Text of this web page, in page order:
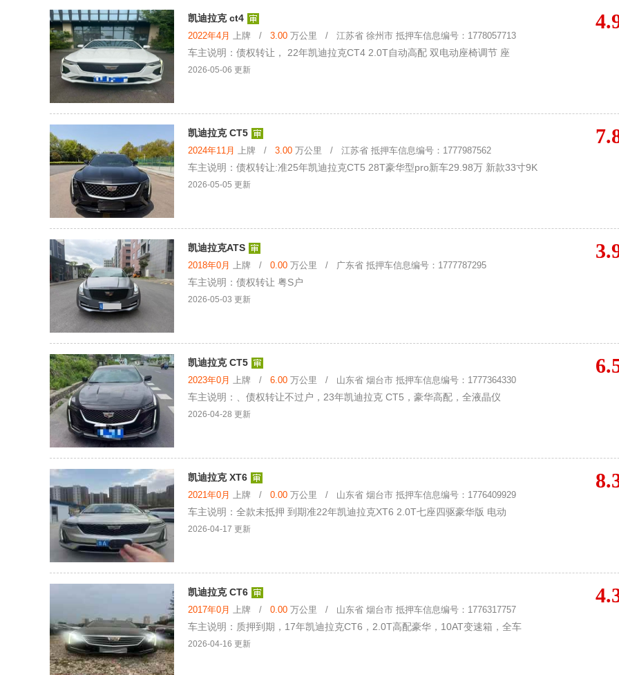
凯迪拉克 ct4
2022年4月 上牌 / 3.00 万公里 / 江苏省 徐州市 抵押车信息编号：1778057713
车主说明：债权转让， 22年凯迪拉克CT4 2.0T自动高配 双电动座椅调节 座
2026-05-06 更新
凯迪拉克 CT5
2024年11月 上牌 / 3.00 万公里 / 江苏省 抵押车信息编号：1777987562
车主说明：债权转让:准25年凯迪拉克CT5 28T豪华型pro新车29.98万 新款33寸9K
2026-05-05 更新
凯迪拉克ATS
2018年0月 上牌 / 0.00 万公里 / 广东省 抵押车信息编号：1777787295
车主说明：债权转让 粤S户
2026-05-03 更新
凯迪拉克 CT5
2023年0月 上牌 / 6.00 万公里 / 山东省 烟台市 抵押车信息编号：1777364330
车主说明：、债权转让不过户，23年凯迪拉克 CT5，豪华高配，全液晶仪
2026-04-28 更新
凯迪拉克 XT6
2021年0月 上牌 / 0.00 万公里 / 山东省 烟台市 抵押车信息编号：1776409929
车主说明：全款未抵押 到期准22年凯迪拉克XT6 2.0T七座四驱豪华版 电动
2026-04-17 更新
凯迪拉克 CT6
2017年0月 上牌 / 0.00 万公里 / 山东省 烟台市 抵押车信息编号：1776317757
车主说明：质押到期，17年凯迪拉克CT6，2.0T高配豪华，10AT变速箱，全车
2026-04-16 更新